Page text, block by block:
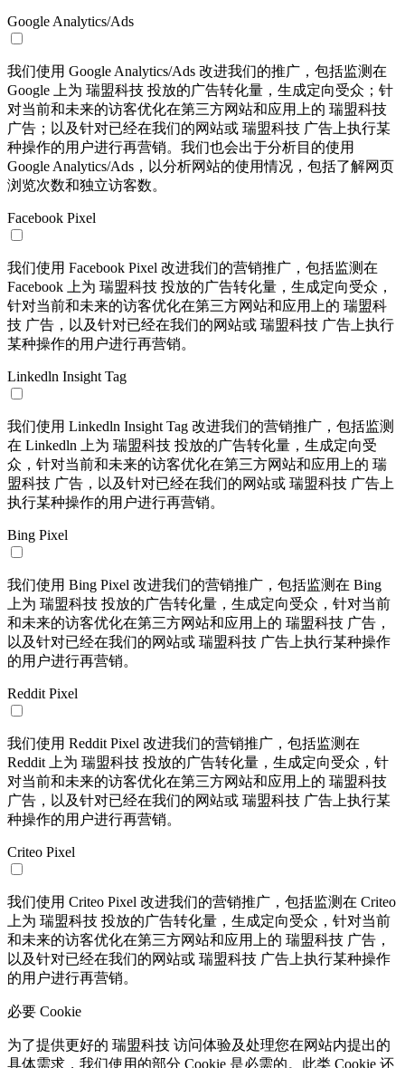
Google Analytics/Ads
我们使用 Google Analytics/Ads 改进我们的推广，包括监测在
Google 上为 瑞盟科技 投放的广告转化量，生成定向受众；针
对当前和未来的访客优化在第三方网站和应用上的 瑞盟科技
广告；以及针对已经在我们的网站或 瑞盟科技 广告上执行某
种操作的用户进行再营销。我们也会出于分析目的使用
Google Analytics/Ads，以分析网站的使用情况，包括了解网页
浏览次数和独立访客数。
Facebook Pixel
我们使用 Facebook Pixel 改进我们的营销推广，包括监测在
Facebook 上为 瑞盟科技 投放的广告转化量，生成定向受众，
针对当前和未来的访客优化在第三方网站和应用上的 瑞盟科
技 广告，以及针对已经在我们的网站或 瑞盟科技 广告上执行
某种操作的用户进行再营销。
Linkedln Insight Tag
我们使用 Linkedln Insight Tag 改进我们的营销推广，包括监测
在 Linkedln 上为 瑞盟科技 投放的广告转化量，生成定向受
众，针对当前和未来的访客优化在第三方网站和应用上的 瑞
盟科技 广告，以及针对已经在我们的网站或 瑞盟科技 广告上
执行某种操作的用户进行再营销。
Bing Pixel
我们使用 Bing Pixel 改进我们的营销推广，包括监测在 Bing
上为 瑞盟科技 投放的广告转化量，生成定向受众，针对当前
和未来的访客优化在第三方网站和应用上的 瑞盟科技 广告，
以及针对已经在我们的网站或 瑞盟科技 广告上执行某种操作
的用户进行再营销。
Reddit Pixel
我们使用 Reddit Pixel 改进我们的营销推广，包括监测在
Reddit 上为 瑞盟科技 投放的广告转化量，生成定向受众，针
对当前和未来的访客优化在第三方网站和应用上的 瑞盟科技
广告，以及针对已经在我们的网站或 瑞盟科技 广告上执行某
种操作的用户进行再营销。
Criteo Pixel
我们使用 Criteo Pixel 改进我们的营销推广，包括监测在 Criteo
上为 瑞盟科技 投放的广告转化量，生成定向受众，针对当前
和未来的访客优化在第三方网站和应用上的 瑞盟科技 广告，
以及针对已经在我们的网站或 瑞盟科技 广告上执行某种操作
的用户进行再营销。
必要 Cookie
为了提供更好的 瑞盟科技 访问体验及处理您在网站内提出的
具体需求，我们使用的部分 Cookie 是必需的。此类 Cookie 还